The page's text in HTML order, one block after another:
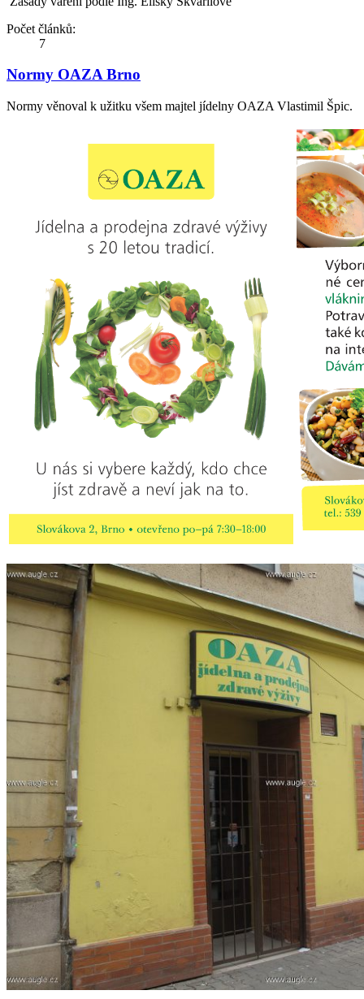
Počet článků:
7
Normy OAZA Brno
Normy věnoval k užitku všem majtel jídelny OAZA Vlastimil Špic.